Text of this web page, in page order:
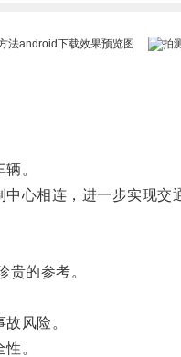
。
相连，进一步实现交
的参考。
风险。
。